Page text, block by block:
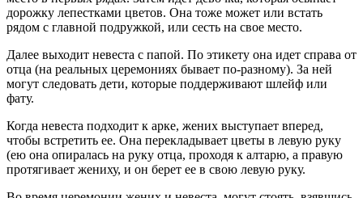
дорожку лепестками цветов. Она тоже может или встать
рядом с главной подружкой, или сесть на свое место.
Далее выходит невеста с папой. По этикету она идет справа от
отца (на реальных церемониях бывает по-разному). За ней
могут следовать дети, которые поддерживают шлейф или
фату.
Когда невеста подходит к арке, жених выступает вперед,
чтобы встретить ее. Она перекладывает цветы в левую руку
(ею она опиралась на руку отца, проходя к алтарю, а правую
протягивает жениху, и он берет ее в свою левую руку.